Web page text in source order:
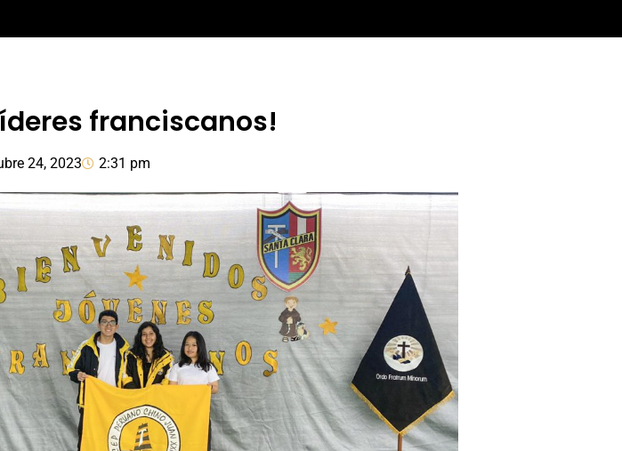
franciscanos!
24, 2023 2:31 pm